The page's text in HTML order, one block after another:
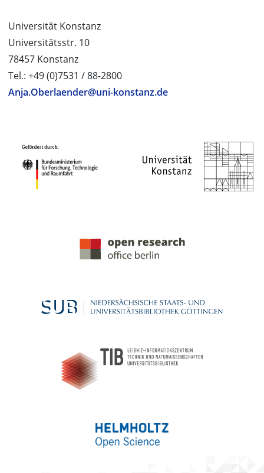
Universität Konstanz
Universitätsstr. 10
78457 Konstanz
Tel.: +49 (0)7531 / 88-2800
Anja.Oberlaender@uni-konstanz.de